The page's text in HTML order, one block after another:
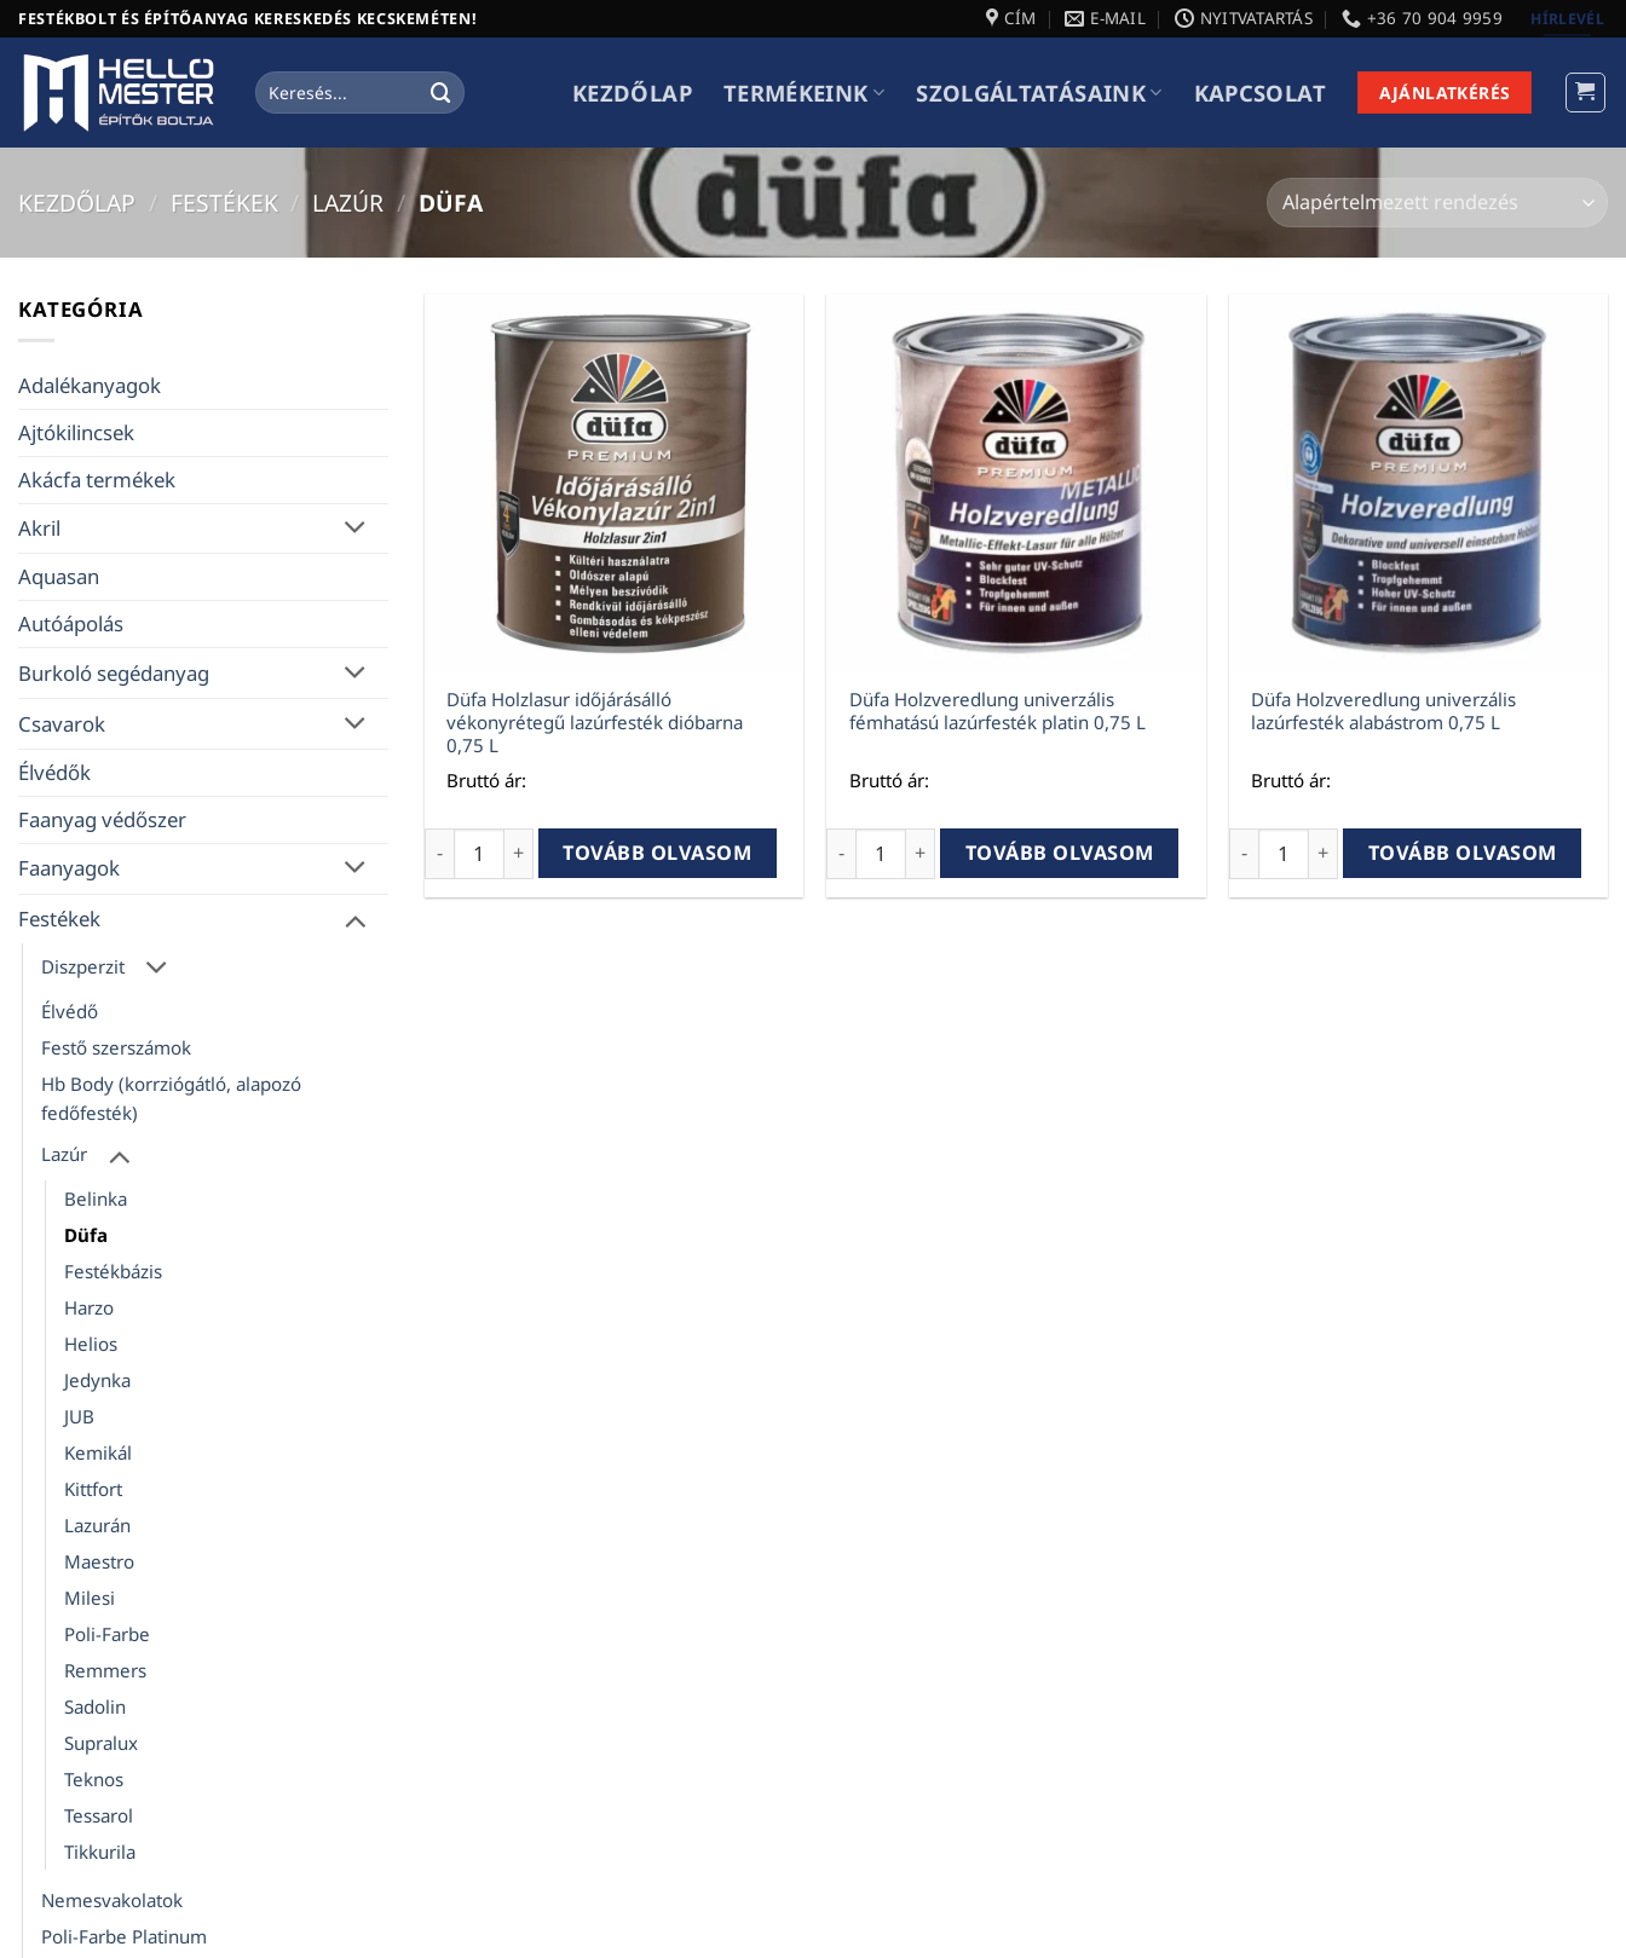
Skip
to
content
FESTÉKBOLT ÉS ÉPÍTŐANYAG KERESKEDÉS KECSKEMÉTEN! CÍM E-MAIL NYITVATARTÁS +36 70 904 9959 HÍRLEVÉL
Keresés
a
KEZDŐLAP TERMÉKEINK SZOLGÁLTATÁSAINK KAPCSOLAT AJÁNLATKÉRÉS
KEZDŐLAP / FESTÉKEK / LAZÚR / DÜFA
KATEGÓRIA
Adalékanyagok
Ajtókilincsek
Akácfa termékek
Akril
Aquasan
Autóápolás
Burkoló segédanyag
Csavarok
Élvédők
Faanyag védőszer
Faanyagok
Festékek
Diszperzit
Élvédő
Festő szerszámok
Hb Body (korrziógátló, alapozó
fedőfesték)
Lazúr
Belinka
Düfa
Festékbázis
Harzo
Helios
Jedynka
JUB
Kemikál
Kittfort
Lazurán
Maestro
Milesi
Poli-Farbe
Remmers
Sadolin
Supralux
Teknos
Tessarol
Tikkurila
Nemesvakolatok
Poli-Farbe Platinum
Düfa Holzlasur időjárásálló
vékonyrétegű lazúrfesték dióbarna
0,75 L
Bruttó ár:
Düfa Holzlasur időjárásálló vékonyrétegű lazúrfesték dióbarna 0,75 L mennyiség
TOVÁBB OLVASOM
Düfa Holzveredlung univerzális
fémhatású lazúrfesték platin 0,75 L
Bruttó ár:
Düfa Holzveredlung univerzális fémhatású lazúrfesték platin 0,75 L mennyiség
TOVÁBB OLVASOM
Düfa Holzveredlung univerzális
lazúrfesték alabástrom 0,75 L
Bruttó ár:
Düfa Holzveredlung univerzális
TOVÁBB OLVASOM